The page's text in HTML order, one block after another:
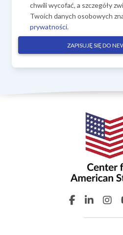
chwili wycofać, a szczegóły
Twoich danych osobowych
prywatności.
ZAPISUJĘ SIĘ DO